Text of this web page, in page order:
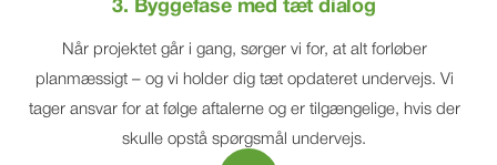
3. Byggefase med tæt dialog
Når projektet går i gang, sørger vi for, at alt forløber
planmæssigt – og vi holder dig tæt opdateret undervejs. Vi
tager ansvar for at følge aftalerne og er tilgængelige, hvis der
skulle opstå spørgsmål undervejs.